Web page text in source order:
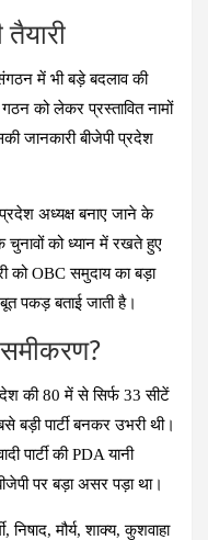
में भी बड़े बदलाव की
को लेकर प्रस्तावित नामों
जानकारी बीजेपी प्रदेश
अध्यक्ष बनाए जाने के
चुनावों को ध्यान में रखते हुए
को OBC समुदाय का बड़ा
पकड़ बताई जाती है।
समीकरण?
की 80 में से सिर्फ 33 सीटें
बड़ी पार्टी बनकर उभरी थी।
पार्टी की PDA यानी
पर बड़ा असर पड़ा था।
मौर्य, शाक्य, कुशवाहा